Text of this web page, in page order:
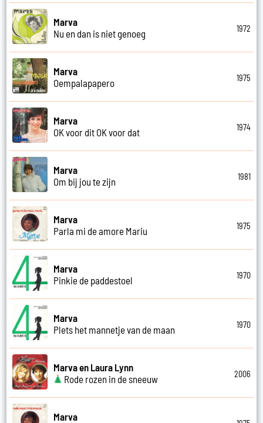
Marva
Nu en dan is niet genoeg
1972
Marva
Oempalapapero
1975
Marva
OK voor dit OK voor dat
1974
Marva
Om bij jou te zijn
1981
Marva
Parla mi de amore Mariu
1975
Marva
Pinkie de paddestoel
1970
Marva
Plets het mannetje van de maan
1970
Marva en Laura Lynn
Rode rozen in de sneeuw
2006
Marva